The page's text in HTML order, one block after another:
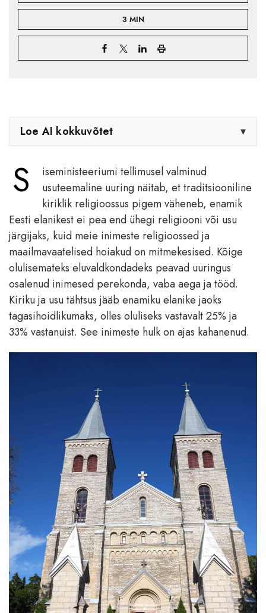
3 MIN
Loe AI kokkuvõtet ▾
S
iseministeeriumi tellimusel valminud
usuteemaline uuring näitab, et traditsiooniline
kiriklik religioossus pigem väheneb, enamik
Eesti elanikest ei pea end ühegi religiooni või usu
järgijaks, kuid meie inimeste religioossed ja
maailmavaatelised hoiakud on mitmekesised. Kõige
olulisemateks eluvaldkondadeks peavad uuringus
osalenud inimesed perekonda, vaba aega ja tööd.
Kiriku ja usu tähtsus jääb enamiku elanike jaoks
tagasihoidlikumaks, olles oluliseks vastavalt 25% ja
33% vastanuist. See inimeste hulk on ajas kahanenud.